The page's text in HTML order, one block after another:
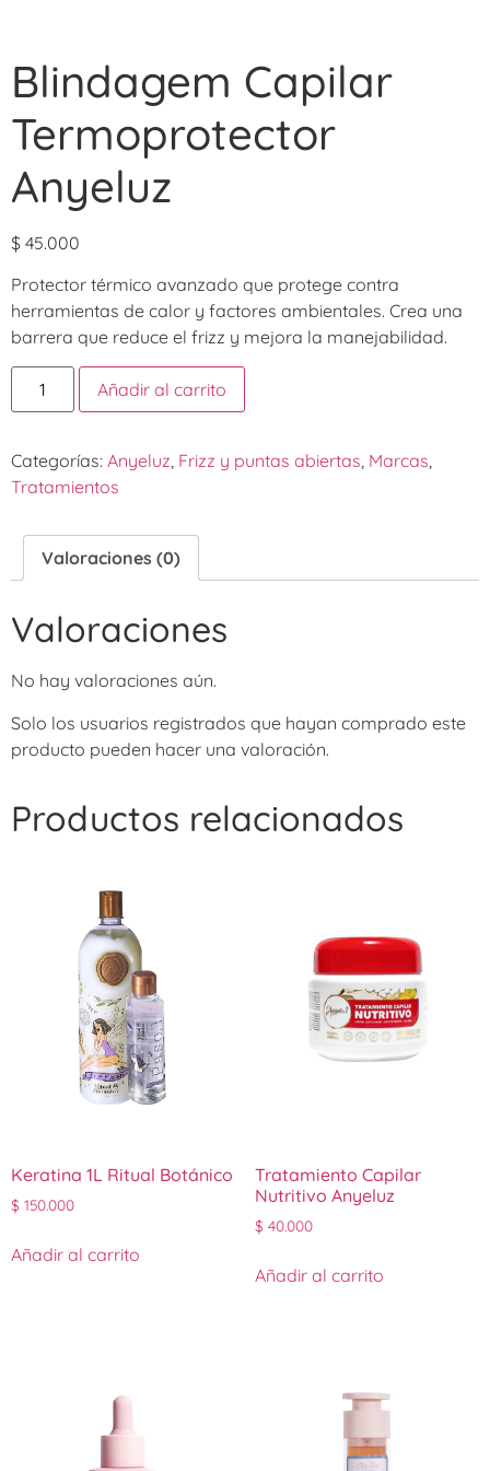
Blindagem Capilar
Termoprotector
Anyeluz
$ 45.000
Protector térmico avanzado que protege contra
herramientas de calor y factores ambientales. Crea una
barrera que reduce el frizz y mejora la manejabilidad.
Añadir al carrito
Categorías: Anyeluz Frizz y puntas abiertas Marcas
Tratamientos
Valoraciones (0)
Valoraciones
No hay valoraciones aún.
Solo los usuarios registrados que hayan comprado este
producto pueden hacer una valoración.
Productos relacionados
Keratina 1L Ritual Botánico
$ 150.000
Añadir al carrito
Tratamiento Capilar
Nutritivo Anyeluz
$ 40.000
Añadir al carrito